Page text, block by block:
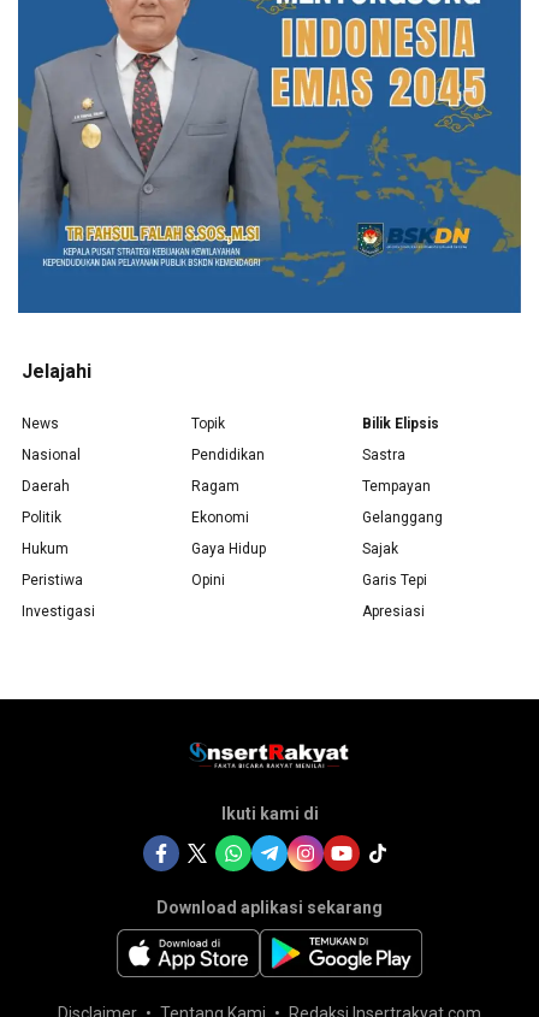
Jelajahi
News
Nasional
Daerah
Politik
Hukum
Peristiwa
Investigasi
Topik
Pendidikan
Ragam
Ekonomi
Gaya Hidup
Opini
Bilik Elipsis
Sastra
Tempayan
Gelanggang
Sajak
Garis Tepi
Apresiasi
Ikuti kami di
Download aplikasi sekarang